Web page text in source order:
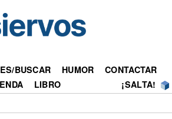
BUSCAR HUMOR
CONTACTAR
LIBRO ¡SALTA!